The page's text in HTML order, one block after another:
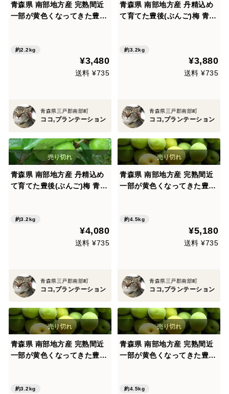
青森県 南部地方産 完熟間近
一部が黄色くなってきた豊後
㎏ 梅農家生産者直送 梅漬け
約2.2kg
¥3,480
送料 ¥735
青森県三戸郡南部町
ココ,プランテーション
青森県 南部地方産 丹精込め
て育てた豊後(ぶんご)梅 青梅
産者直送 梅漬け 梅酒 梅シロ
ップ作りに,いかがですか
約3.2kg
¥3,880
送料 ¥735
青森県三戸郡南部町
ココ,プランテーション
青森県 南部地方産 丹精込め
て育てた豊後(ぶんご)梅 青梅
産者直送 梅漬け 梅酒 梅シロ
ップ作りに,いかがですか
約3.2kg
¥4,080
送料 ¥735
青森県三戸郡南部町
ココ,プランテーション
青森県 南部地方産 完熟間近
一部が黄色くなってきた豊後
㎏ 梅農家生産者直送 梅漬け
約4.5kg
¥5,180
送料 ¥735
青森県三戸郡南部町
ココ,プランテーション
青森県 南部地方産 完熟間近
一部が黄色くなってきた豊後
㎏ 梅農家生産者直送 梅漬け
約3.2kg
青森県 南部地方産 完熟間近
一部が黄色くなってきた豊後
㎏ 梅農家生産者直送 梅漬け
約4.5kg